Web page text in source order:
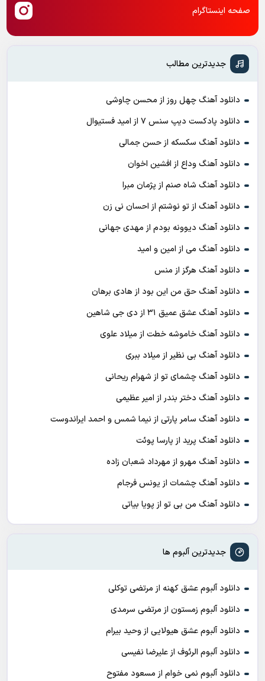
صفحه اینستاگرام
جدیدترین مطالب
دانلود آهنگ چهل روز از محسن چاوشی
دانلود پادکست ديپ سنس ۷ از اميد فستيوال
دانلود آهنگ سکسکه از حسن جمالی
دانلود آهنگ وداع از افشين اخوان
دانلود آهنگ شاه صنم از پژمان مبرا
دانلود آهنگ از تو نوشتم از احسان نی زن
دانلود آهنگ دیوونه بودم از مهدی جهانی
دانلود آهنگ می از امین و امید
دانلود آهنگ هرگز از منس
دانلود آهنگ حق من این بود از هادی برهان
دانلود آهنگ عشق عمیق ۳۱ از دی جی شاهین
دانلود آهنگ خاموشه خطت از میلاد علوی
دانلود آهنگ بی نظیر از میلاد ببری
دانلود آهنگ چشمای تو از شهرام ریحانی
دانلود آهنگ دختر بندر از امیر عظیمی
دانلود آهنگ سامر پارتی از نیما شمس و احمد ایراندوست
دانلود آهنگ پرید از پارسا پوئت
دانلود آهنگ مهرو از مهرداد شعبان زاده
دانلود آهنگ چشمات از یونس فرجام
دانلود آهنگ من بی تو از پویا بیاتی
جدیدترین آلبوم ها
دانلود آلبوم عشق کهنه از مرتضی توکلی
دانلود آلبوم زمستون از مرتضی سرمدی
دانلود آلبوم عشق هیولایی از وحید بیرام
دانلود آلبوم الرئوف از علیرضا نفیسی
دانلود آلبوم نمی خوام از مسعود مفتوح